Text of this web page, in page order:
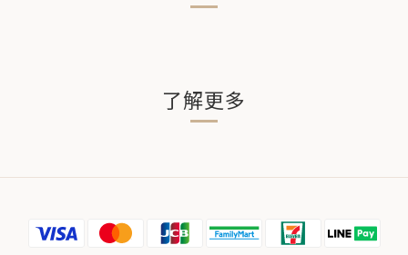
了解更多